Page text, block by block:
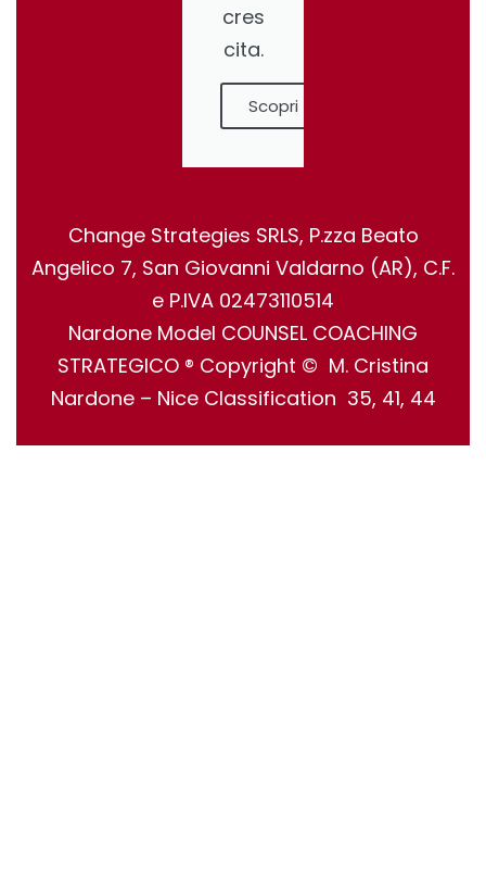
cres
cita.
Scopri
Change Strategies SRLS, P.zza Beato
Angelico 7, San Giovanni Valdarno (AR), C.F.
e P.IVA 02473110514
Nardone Model COUNSEL COACHING
STRATEGICO ® Copyright © M. Cristina
Nardone – Nice Classification 35, 41, 44